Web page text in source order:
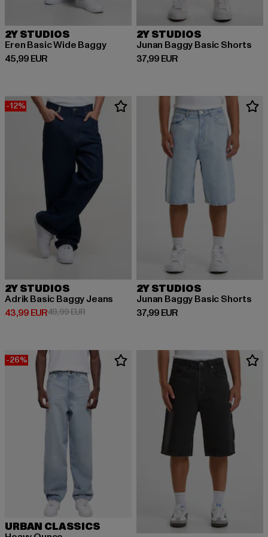
2Y STUDIOS
Eren Basic Wide Baggy
45,99 EUR
Derzeitiger Preis: 45,99 EUR
2Y STUDIOS
Junan Baggy Basic Shorts
37,99 EUR
Derzeitiger Preis: 37,99 EUR
-12%
2Y STUDIOS
Adrik Basic Baggy Jeans
43,99 EUR
Derzeitiger Preis: 43,99 EUR
49,99 EURAktionspreis: 49,99 EUR
2Y STUDIOS
Junan Baggy Basic Shorts
37,99 EUR
Derzeitiger Preis: 37,99 EUR
-26%
URBAN CLASSICS